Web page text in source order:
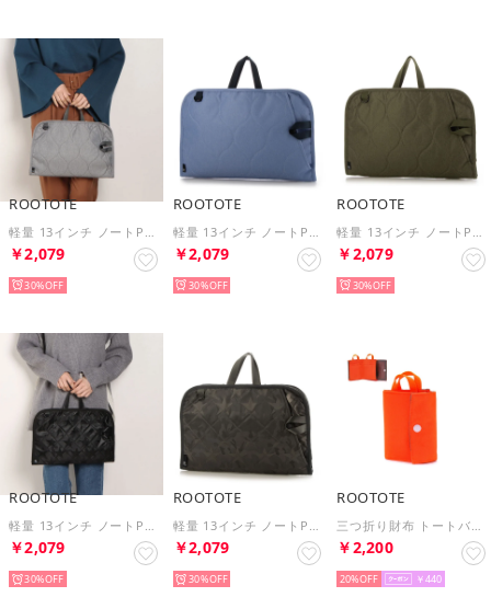
ROOTOTE
￥2,079
30%
ROOTOTE
￥2,079
30%
ROOTOTE
￥2,079
30%
ROOTOTE
￥2,079
30%
ROOTOTE
￥2,079
30%
ROOTOTE
￥2,200
20% ￥440